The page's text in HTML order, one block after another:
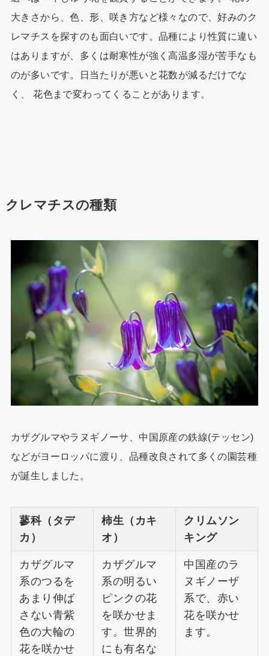
大きさから、色、形、咲き方など様々なので、好みのク
レマチスを探すのも面白いです。品種により性質に違い
はありますが、多くは耐寒性が強く高温多湿が苦手なも
のが多いです。日当たりが悪いと花数が減るだけでな
く、 花色まで変わってくることがあります。
クレマチスの種類
カザグルマやラヌギノーサ、中国原産の鉄線(テッセン)
などがヨーロッパに渡り、品種改良されて多くの園芸種
が誕生しました。
蓼科（タデ
カ）
柿生（カキ
オ）
クリムソン
キング
カザグルマ
系のつるを
あまり伸ば
さない青紫
色の大輪の
花を咲かせ
カザグルマ
系の明るい
ピンクの花
を咲かせま
す。世界的
にも有名な
中国産のラ
ヌギノーザ
系で、赤い
花を咲かせ
ます。